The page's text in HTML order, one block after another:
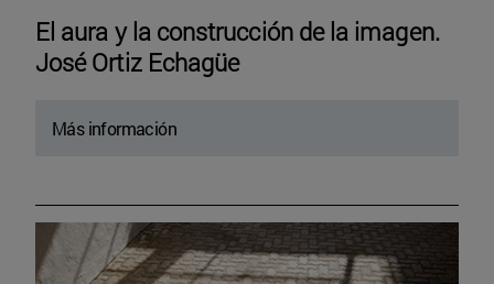
El aura y la construcción de la imagen.
José Ortiz Echagüe
Más información